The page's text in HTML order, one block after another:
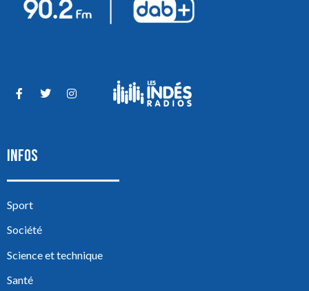
INFOS
Sport
Société
Science et technique
Santé